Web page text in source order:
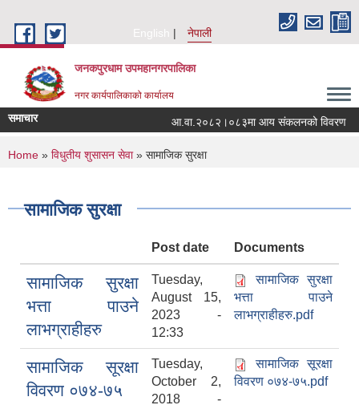
English
नेपाली
जनकपुरधाम उपमहानगरपालिका
नगर कार्यपालिकाको कार्यालय
समाचार आ.वा.२०८२।०८३मा आय संकलनको विवरण
You are here
Home » विधुतीय शुसासन सेवा» सामाजिक सुरक्षा
सामाजिक सुरक्षा
Post date Documents
सामाजिक सुरक्षा
भत्ता पाउने
लाभग्राहीहरु
Tuesday,
August 15,
2023 -
12:33
सामाजिक सुरक्षा
भत्ता पाउने
लाभग्राहीहरु.pdf
सामाजिक सूरक्षा
विवरण ०७४-७५
Tuesday,
October 2,
2018 -
सामाजिक सूरक्षा
विवरण ०७४-७५.pdf